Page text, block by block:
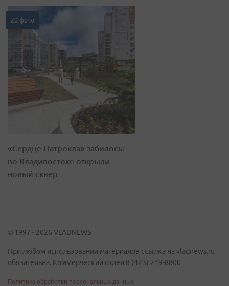
20 фото
«Сердце Патрокла» забилось:
во Владивостоке открыли
новый сквер
© 1997 - 2026 VLADNEWS
При любом использовании материалов ссылка на vladnews.ru
обязательна. Коммерческий отдел 8 (423) 249-8800
Политика обработки персональных данных